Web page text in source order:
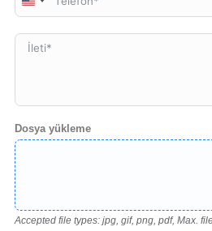
States
Dosya yükleme
Accepted file types: jpg, gif, png, pdf, Max.